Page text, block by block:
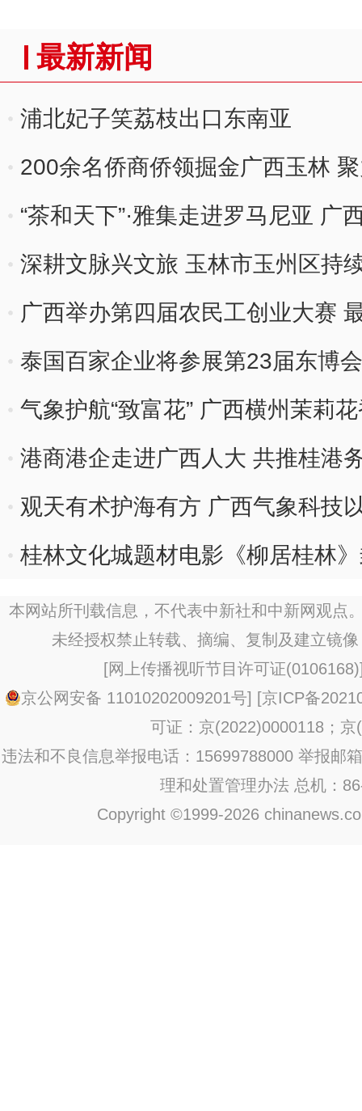
最新新闻
浦北妃子笑荔枝出口东南亚
200余名侨商侨领掘金广西玉林
“茶和天下”·雅集走进罗马尼亚 广
特
深耕文脉兴文旅 玉林市玉州区持
广西举办第四届农民工创业大赛
泰国百家企业将参展第23届东博会
气象护航“致富花” 广西横州茉莉
港商港企走进广西人大 共推桂港
观天有术护海有方 广西气象科技
桂林文化城题材电影《柳居桂林
本网站所刊载信息，不代表中新社和中新网观点
未经授权禁止转载、摘编、复制及建立镜
[网上传播视听节目许可证(0106168)
京公网安备 11010202009201号] [京ICP备
可证：京(2022)0000118；京
违法和不良信息举报电话：15699788000 举报邮
理和处置管理办法 总机：
Copyright ©1999-2026